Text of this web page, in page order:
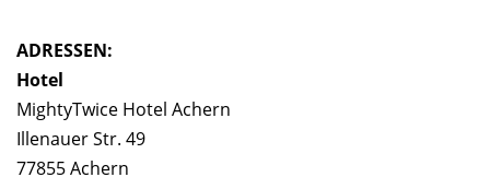
ADRESSEN:
Hotel
MightyTwice Hotel Achern
Illenauer Str. 49
77855 Achern